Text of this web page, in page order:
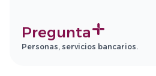
Pregunta
Personas, servicios bancarios.